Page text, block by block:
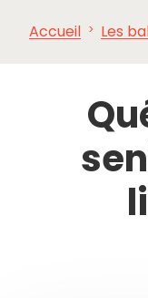
Accueil Les